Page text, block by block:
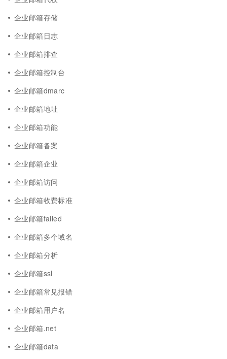
企业邮箱存储
企业邮箱日志
企业邮箱排查
企业邮箱控制台
企业邮箱dmarc
企业邮箱地址
企业邮箱功能
企业邮箱备案
企业邮箱企业
企业邮箱访问
企业邮箱收费标准
企业邮箱failed
企业邮箱多个域名
企业邮箱分析
企业邮箱ssl
企业邮箱常见报错
企业邮箱用户名
企业邮箱.net
企业邮箱data